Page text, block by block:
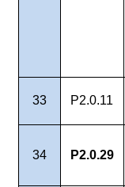
33 P2.0.11
34 P2.0.29